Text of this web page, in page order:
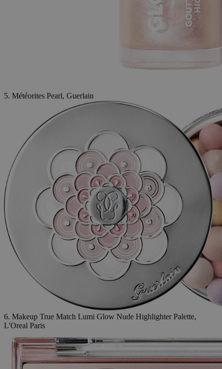
5. Météorites Pearl, Guerlain
6. Makeup True Match Lumi Glow Nude Highlighter Palette,
L'Oreal Paris